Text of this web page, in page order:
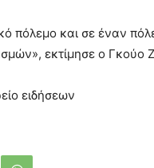
πόλεμο και σε έναν
εκτίμησε ο
ειδήσεων